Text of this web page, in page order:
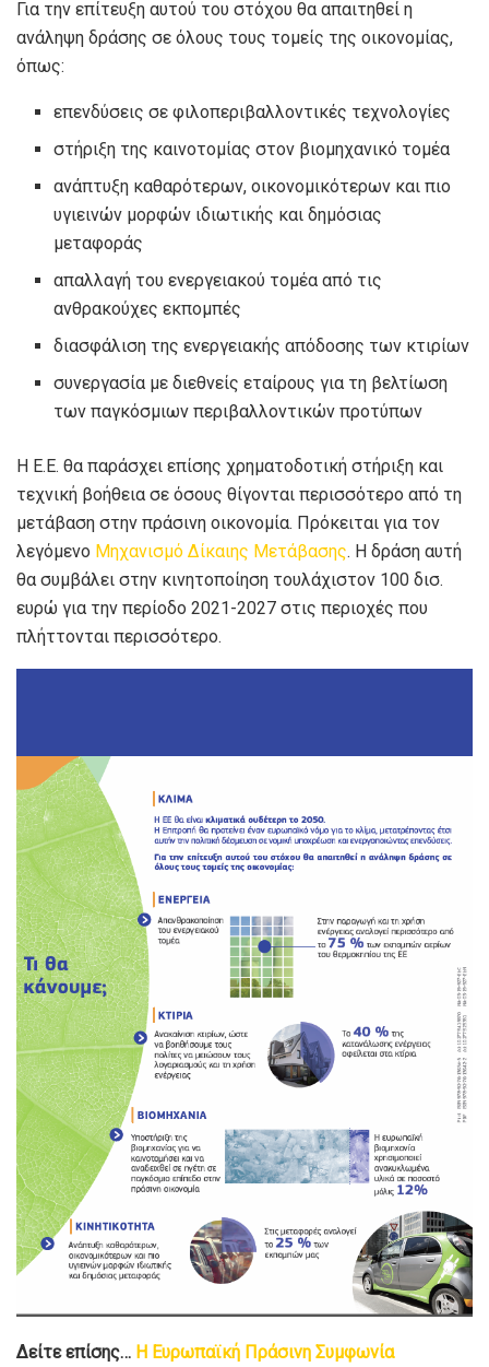
Για την επίτευξη αυτού του στόχου θα απαιτηθεί η
ανάληψη δράσης σε όλους τους τομείς της οικονομίας,
όπως:
επενδύσεις σε φιλοπεριβαλλοντικές τεχνολογίες
στήριξη της καινοτομίας στον βιομηχανικό τομέα
ανάπτυξη καθαρότερων, οικονομικότερων και πιο
υγιεινών μορφών ιδιωτικής και δημόσιας
μεταφοράς
απαλλαγή του ενεργειακού τομέα από τις
ανθρακούχες εκπομπές
διασφάλιση της ενεργειακής απόδοσης των κτιρίων
συνεργασία με διεθνείς εταίρους για τη βελτίωση
των παγκόσμιων περιβαλλοντικών προτύπων
Η Ε.Ε. θα παράσχει επίσης χρηματοδοτική στήριξη και
τεχνική βοήθεια σε όσους θίγονται περισσότερο από τη
μετάβαση στην πράσινη οικονομία. Πρόκειται για τον
λεγόμενο Μηχανισμό Δίκαιης Μετάβασης. Η δράση αυτή
θα συμβάλει στην κινητοποίηση τουλάχιστον 100 δισ.
ευρώ για την περίοδο 2021-2027 στις περιοχές που
πλήττονται περισσότερο.
Δείτε επίσης… Η Ευρωπαϊκή Πράσινη Συμφωνία